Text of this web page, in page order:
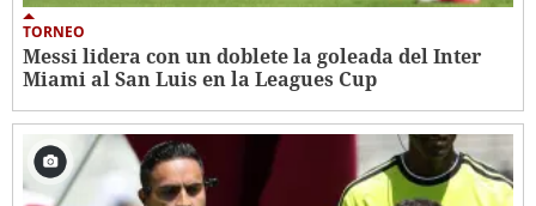
TORNEO
Messi lidera con un doblete la goleada del Inter
Miami al San Luis en la Leagues Cup